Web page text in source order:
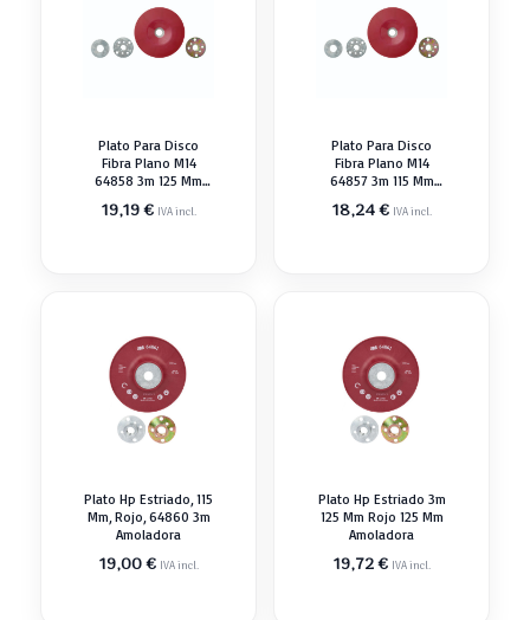
Plato Para Disco
Fibra Plano M14
64858 3m 125 Mm
19,19€ IVA incl.
Plato Para Disco
Fibra Plano M14
64857 3m 115 Mm
18,24€ IVA incl.
Plato Hp Estriado, 115
Mm, Rojo, 64860 3m
Amoladora
19,00€ IVA incl.
Plato Hp Estriado 3m
125 Mm Rojo 125 Mm
Amoladora
19,72€ IVA incl.